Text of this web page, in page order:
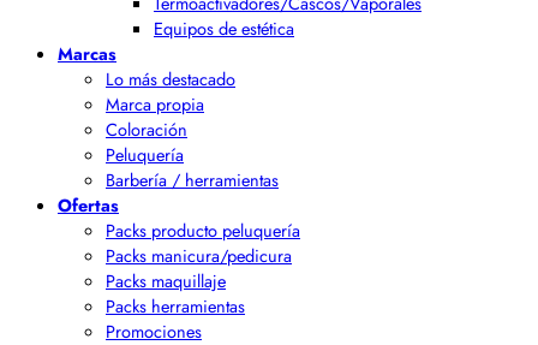
Equipos de estética
Marcas
Lo más destacado
Marca propia
Coloración
Peluquería
Barbería / herramientas
Ofertas
Packs producto peluquería
Packs manicura/pedicura
Packs maquillaje
Packs herramientas
Promociones